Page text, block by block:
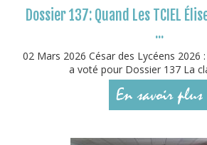
Dossier 137: Quand Les TCIEL
...
02 Mars 2026 César des Lycéens 2026
a voté pour Dossier 137 La
En savoir plus